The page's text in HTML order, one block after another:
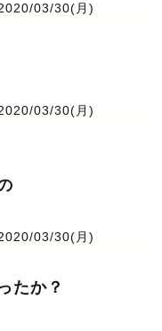
03/30(月)
03/30(月)
03/30(月)
たか？